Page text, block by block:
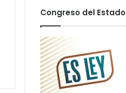
Congreso del Estado